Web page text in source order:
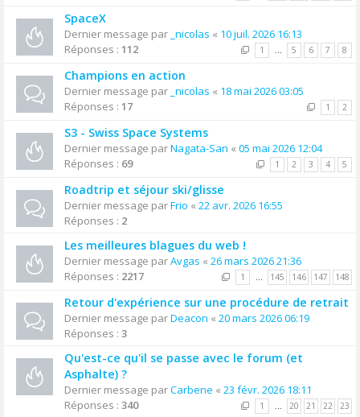
SpaceX
Dernier message par _nicolas « 10 juil. 2026 16:13
Réponses : 112 1 … 5 6 7 8
Champions en action
Dernier message par _nicolas « 18 mai 2026 03:05
Réponses : 17 1 2
S3 - Swiss Space Systems
Dernier message parNagata-San « 05 mai 2026 12:04
Réponses : 69 1 2 3 4 5
Roadtrip et séjour ski/glisse
Dernier message parFrio « 22 avr. 2026 16:55
Réponses : 2
Les meilleures blagues du web !
Dernier message parAvgas « 26 mars 2026 21:36
Réponses : 2217 1 … 145 146 147 148
Retour d'expérience sur une procédure de retrait
Dernier message parDeacon « 20 mars 2026 06:19
Réponses : 3
Qu'est-ce qu'il se passe avec le forum (et
Asphalte) ?
Dernier message parCarbene « 23 févr. 2026 18:11
Réponses : 340 1 … 20 21 22 23